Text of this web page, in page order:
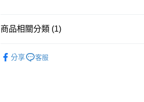
商品相關分類 (1)
分享
客服